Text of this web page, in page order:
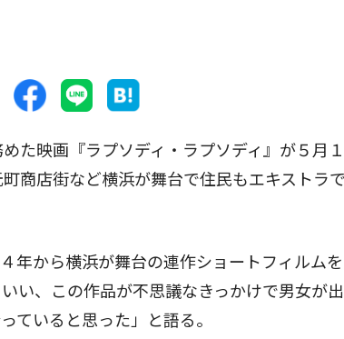
映画『ラプソディ・ラプソディ』が５月
商店街など横浜が舞台で住民もエキストラ
から横浜が舞台の連作ショートフィルム
い、この作品が不思議なきっかけで男女が
ていると思った」と語る。